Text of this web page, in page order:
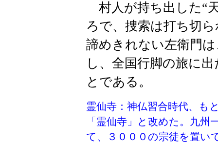
村人が持ち出した“
ろで、捜索は打ち切
諦めきれない左衛門
し、全国行脚の旅に
とである。
霊仙寺：神仏習合時代、も
「霊仙寺」と改めた。九
て、３０００の宗徒を置い